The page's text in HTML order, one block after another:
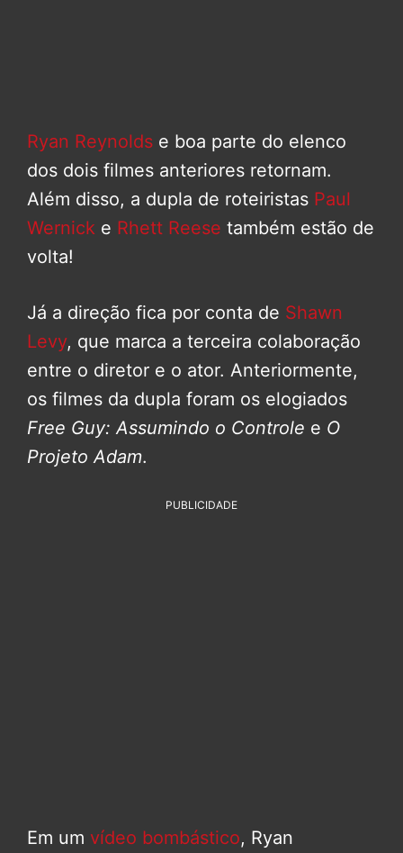
Ryan Reynolds e boa parte do elenco
dos dois filmes anteriores retornam.
Além disso, a dupla de roteiristas Paul
Wernick e Rhett Reese também estão de
volta!
Já a direção fica por conta de Shawn
Levy, que marca a terceira colaboração
entre o diretor e o ator. Anteriormente,
os filmes da dupla foram os elogiados
Free Guy: Assumindo o Controle e O
Projeto Adam.
PUBLICIDADE
Em um vídeo bombástico, Ryan